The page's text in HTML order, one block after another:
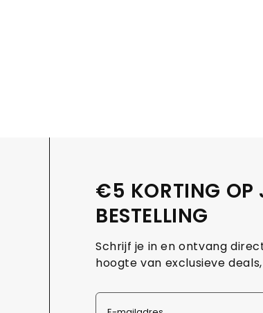
€5 KORTING OP
BESTELLING
Schrijf je in en ontvang
hoogte van exclusieve